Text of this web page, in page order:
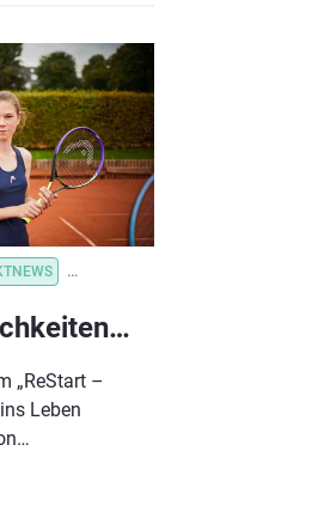
VEREINSVERWALTUNG
Neue Fördermöglichkeiten für deinen Verein!
„ReStart –
Leben
u.a.